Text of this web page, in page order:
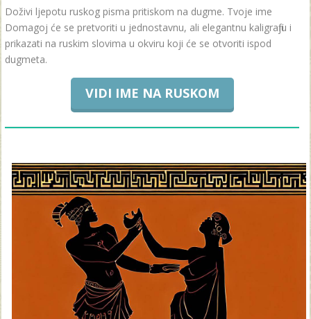
Doživi ljepotu ruskog pisma pritiskom na dugme. Tvoje ime
Domagoj će se pretvoriti u jednostavnu, ali elegantnu kaligrafiju i
prikazati na ruskim slovima u okviru koji će se otvoriti ispod
dugmeta.
VIDI IME NA RUSKOM